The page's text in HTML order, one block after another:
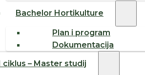
Bachelor Hortikulture
Plan i program
Dokumentacija
II ciklus – Master studij